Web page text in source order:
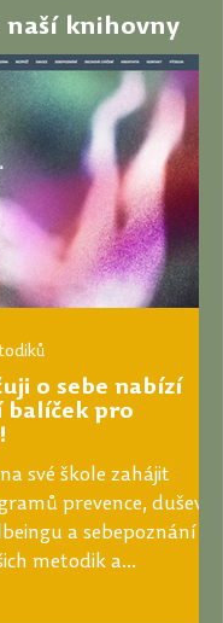
naší knihovny
o sebe nabízí
balíček pro
své škole zahájit
prevence, duševní
a sebepoznání s
metodik a...